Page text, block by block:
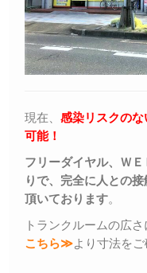
現在、 感染リスクの
可能！
フリーダイヤル、Ｗ
りで、完全に人との
頂いております。
トランクルームの広さ
こちら≫より寸法を